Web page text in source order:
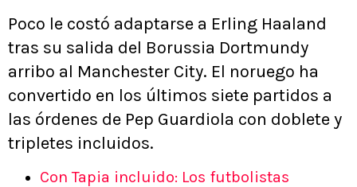
Poco le costó adaptarse a Erling Haaland
tras su salida del Borussia Dortmundy
arribo al Manchester City. El noruego ha
convertido en los últimos siete partidos a
las órdenes de Pep Guardiola con doblete y
tripletes incluidos.
Con Tapia incluido: Los futbolistas